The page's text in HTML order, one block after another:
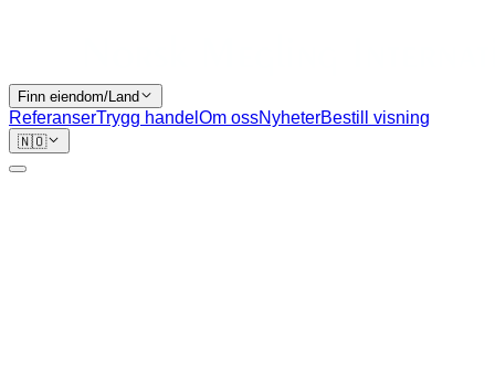
Finn eiendom/Land
ReferanserTrygg handel Om ossNyheterBestill visning
🇳🇴